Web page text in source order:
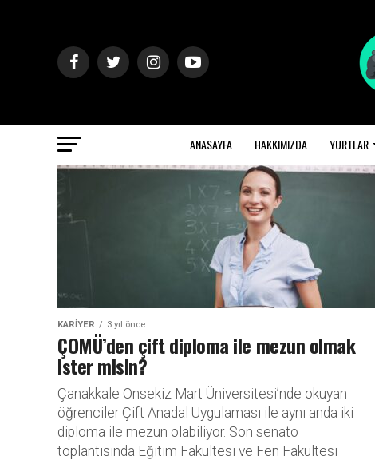
ANASAYFA HAKKIMIZDA YURTLAR
KARIYER 3 yıl önce
ÇOMÜ’den çift diploma ile mezun olmak
ister misin?
Çanakkale Onsekiz Mart Üniversitesi’nde okuyan
öğrenciler Çift Anadal Uygulaması ile aynı anda iki
diploma ile mezun olabiliyor. Son senato
toplantısında Eğitim Fakültesi ve Fen Fakültesi